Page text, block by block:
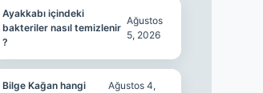
Ayakkabı içindeki
bakteriler nasıl temizlenir
?
Ağustos
5, 2026
Bilge Kağan hangi
Ağustos 4,